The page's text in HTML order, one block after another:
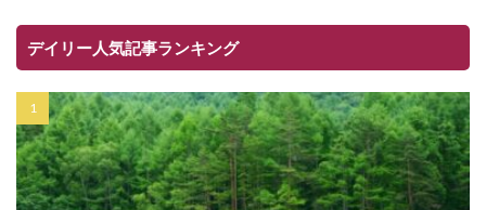
デイリー人気記事ランキング